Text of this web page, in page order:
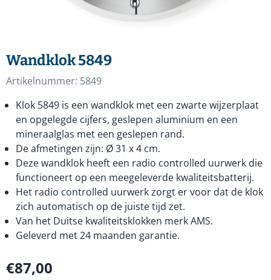
Wandklok 5849
Artikelnummer: 5849
Klok 5849 is een wandklok met een zwarte wijzerplaat
en opgelegde cijfers, geslepen aluminium en een
mineraalglas met een geslepen rand.
De afmetingen zijn: Ø 31 x 4 cm.
Deze wandklok heeft een radio controlled uurwerk die
functioneert op een meegeleverde kwaliteitsbatterij.
Het radio controlled uurwerk zorgt er voor dat de klok
zich automatisch op de juiste tijd zet.
Van het Duitse kwaliteitsklokken merk AMS.
Geleverd met 24 maanden garantie.
€87,00